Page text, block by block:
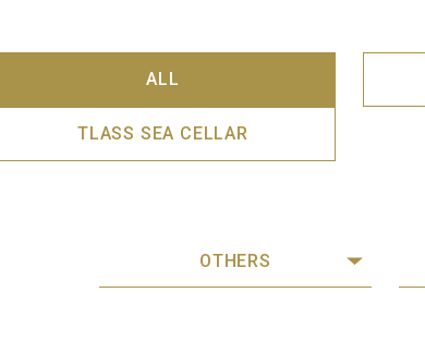
ALL
TLASS SEA CELLAR
OTHERS